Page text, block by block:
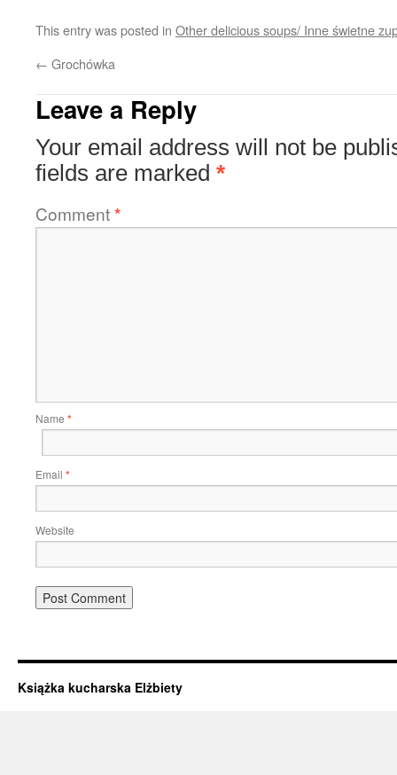
This entry was posted in Other delicious soups/ Inne świetne
← Grochówka
Leave a Reply
Your email address will not be
fields are marked *
Comment*
Name *
Email *
Website
Książka kucharska Elżbiety